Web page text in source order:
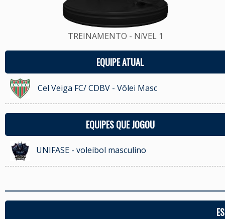
TREINAMENTO - NíVEL 1
EQUIPE ATUAL
Cel Veiga FC/ CDBV - Vôlei Masc
EQUIPES QUE JOGOU
UNIFASE - voleibol masculino